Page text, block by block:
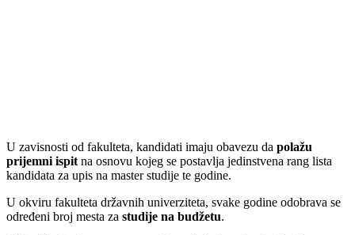
U zavisnosti od fakulteta, kandidati imaju obavezu da polažu
prijemni ispit na osnovu kojeg se postavlja jedinstvena rang lista
kandidata za upis na master studije te godine.
U okviru fakulteta državnih univerziteta, svake godine odobrava se
određeni broj mesta za studije na budžetu.